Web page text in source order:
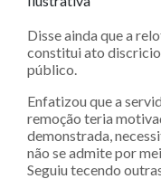
Disse ainda que a
constitui ato
público.
Enfatizou que a
remoção teria
demonstrada,
não se admite por
Seguiu tecendo